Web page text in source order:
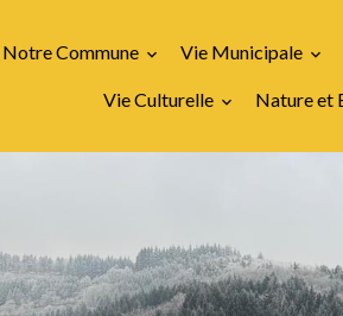
Notre Commune Vie Municipale
Vie Culturelle Nature et